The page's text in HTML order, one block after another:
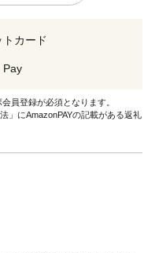
カード
Pay
員登録が必須となります。
」にAmazonPAYの記載がある返礼